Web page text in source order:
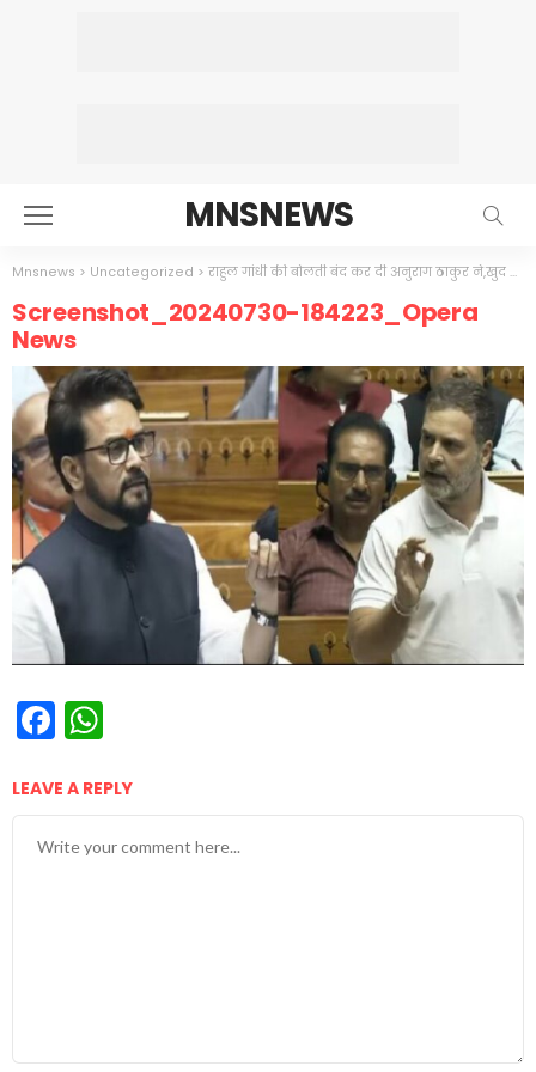
MNSNEWS
Mnsnews > Uncategorized > राहुल गांधी की बोलती बंद कर दी अनुराग ठाकुर ने,खुद की जाति का पता नही,जाति जनगणना की बात करता है,राहुल का रोना शुरू…गाली दे दी
Screenshot_20240730-184223_Opera
News
Facebook
LEAVE A REPLY